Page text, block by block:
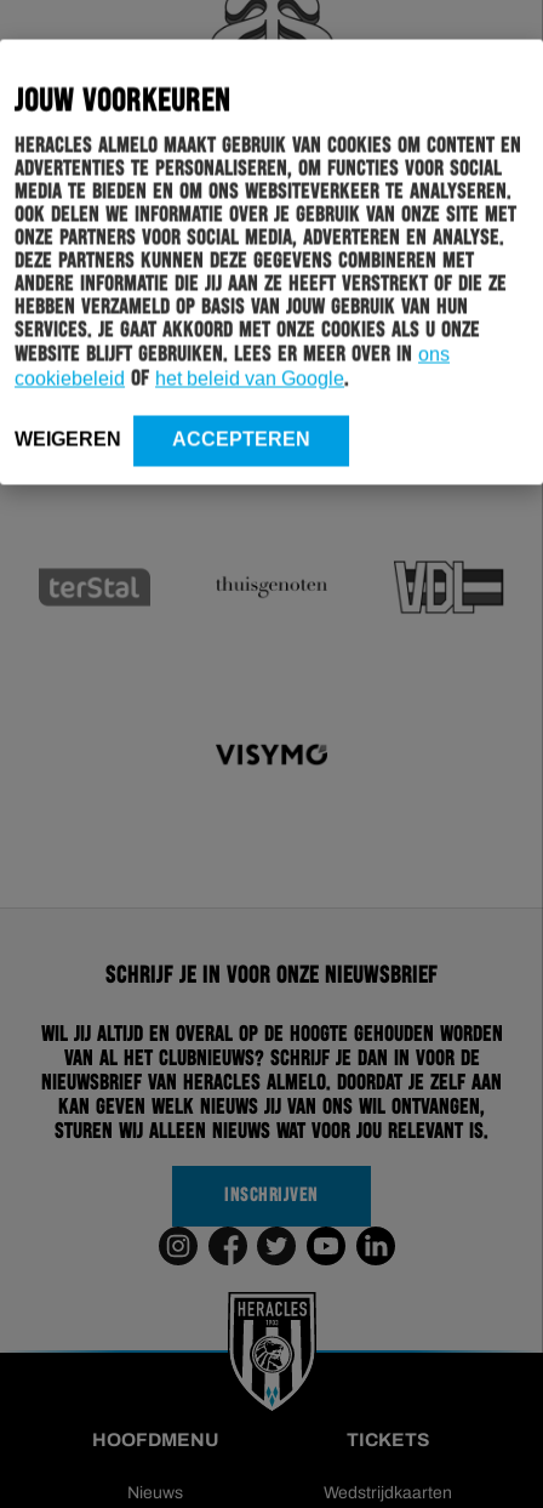
JOUW VOORKEUREN
Heracles Almelo maakt gebruik van cookies om content en
advertenties te personaliseren, om functies voor social
media te bieden en om ons websiteverkeer te analyseren.
Ook delen we informatie over je gebruik van onze site met
onze partners voor social media, adverteren en analyse.
Deze partners kunnen deze gegevens combineren met
andere informatie die jij aan ze heeft verstrekt of die ze
hebben verzameld op basis van jouw gebruik van hun
services. Je gaat akkoord met onze cookies als u onze
website blijft gebruiken. Lees er meer over in ons
cookiebeleid of het beleid van Google.
WEIGEREN ACCEPTEREN
Schrijf je in voor onze nieuwsbrief
Wil jij altijd en overal op de hoogte gehouden worden
van al het clubnieuws? Schrijf je dan in voor de
nieuwsbrief van Heracles Almelo. Doordat je zelf aan
kan geven welk nieuws jij van ons wil ontvangen,
sturen wij alleen nieuws wat voor jou relevant is.
INSCHRIJVEN
HOOFDMENU
Nieuws
TICKETS
Wedstrijdkaarten